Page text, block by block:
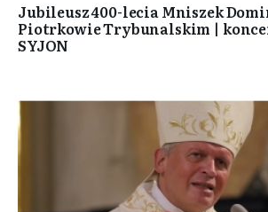
Jubileusz 400-lecia Mniszek
Piotrkowie Trybunalskim |
SYJON